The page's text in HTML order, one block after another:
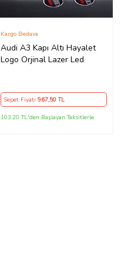
Audi A3 Kapı Altı Hayalet
Logo Orjinal Lazer Led
Kargo Bedava
Sepet Fiyatı967,50 TL
103,20 TL'den Başlayan Taksitlerle